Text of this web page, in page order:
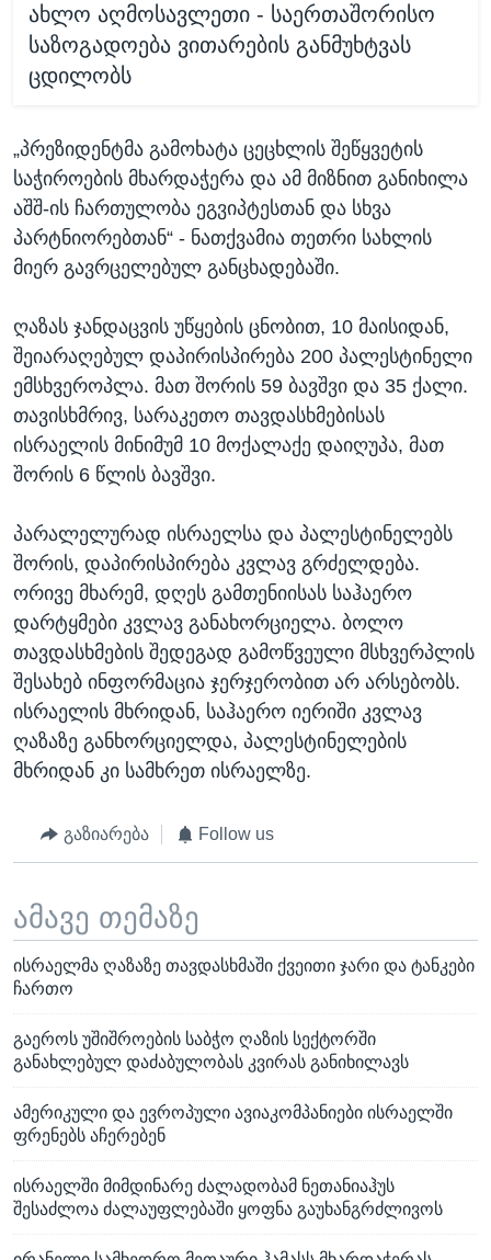
ახლო აღმოსავლეთი - საერთაშორისო
საზოგადოება ვითარების განმუხტვას
ცდილობს
„პრეზიდენტმა გამოხატა ცეცხლის შეწყვეტის
საჭიროების მხარდაჭერა და ამ მიზნით განიხილა
აშშ-ის ჩართულობა ეგვიპტესთან და სხვა
პარტნიორებთან“ - ნათქვამია თეთრი სახლის
მიერ გავრცელებულ განცხადებაში.
ღაზას ჯანდაცვის უწყების ცნობით, 10 მაისიდან,
შეიარაღებულ დაპირისპირება 200 პალესტინელი
ემსხვეროპლა. მათ შორის 59 ბავშვი და 35 ქალი.
თავისხმრივ, სარაკეთო თავდასხმებისას
ისრაელის მინიმუმ 10 მოქალაქე დაიღუპა, მათ
შორის 6 წლის ბავშვი.
პარალელურად ისრაელსა და პალესტინელებს
შორის, დაპირისპირება კვლავ გრძელდება.
ორივე მხარემ, დღეს გამთენიისას საჰაერო
დარტყმები კვლავ განახორციელა. ბოლო
თავდასხმების შედეგად გამოწვეული მსხვერპლის
შესახებ ინფორმაცია ჯერჯერობით არ არსებობს.
ისრაელის მხრიდან, საჰაერო იერიში კვლავ
ღაზაზე განხორციელდა, პალესტინელების
მხრიდან კი სამხრეთ ისრაელზე.
გაზიარება Follow us
ამავე თემაზე
ისრაელმა ღაზაზე თავდასხმაში ქვეითი ჯარი და ტანკები
ჩართო
გაეროს უშიშროების საბჭო ღაზის სექტორში
განახლებულ დაძაბულობას კვირას განიხილავს
ამერიკული და ევროპული ავიაკომპანიები ისრაელში
ფრენებს აჩერებენ
ისრაელში მიმდინარე ძალადობამ ნეთანიაჰუს
შესაძლოა ძალაუფლებაში ყოფნა გაუხანგრძლივოს